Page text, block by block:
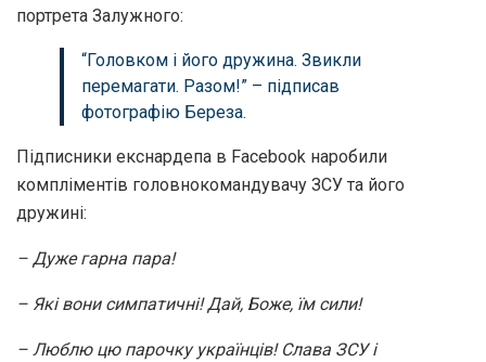
портрета Залужного:
“Головком і його дружина. Звикли
перемагати. Разом!” – підписав
фотографію Береза.
Підписники екснардепа в Facebook наробили
компліментів головнокомандувачу ЗСУ та його
дружині:
– Дуже гарна пара!
– Які вони симпатичні! Дай, Боже, їм сили!
– Люблю цю парочку українців! Слава ЗСУ і